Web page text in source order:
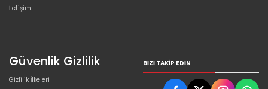
İletişim
Güvenlik Gizlilik
Gizlilik İlkeleri
BIZI TAKIP EDIN